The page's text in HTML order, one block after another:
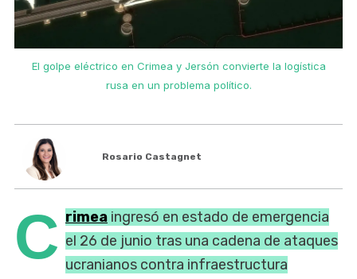
El golpe eléctrico en Crimea y Jersón convierte la logística
rusa en un problema político.
Rosario Castagnet
C rimea ingresó en estado de emergencia
el 26 de junio tras una cadena de ataques
ucranianos contra infraestructura